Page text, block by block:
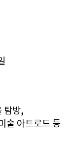
탐방,
술 아트로드 등